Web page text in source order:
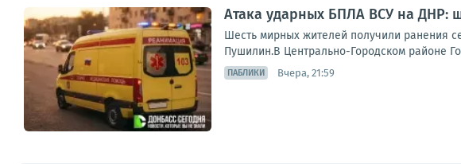
Атака ударных БПЛА ВСУ на ДНР:
Шесть мирных жителей получили ранения
Пушилин.В Центрально-Городском районе
ПАБЛИКИ Вчера, 21:59